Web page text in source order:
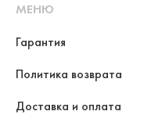
МЕНЮ
Гарантия
Политика возврата
Доставка и оплата